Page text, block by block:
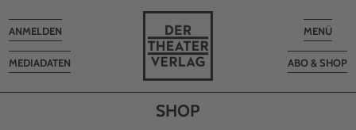
Toggle
MENÜ
ABO & SHOP
MEDIADATEN
Toggle
navigation
ANMELDEN